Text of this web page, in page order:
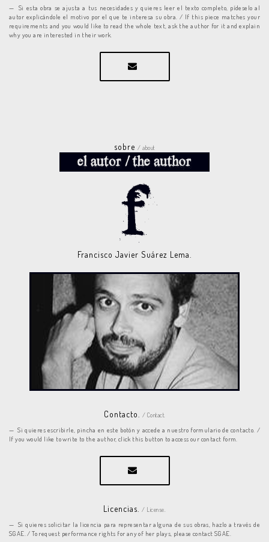
Si esta obra se ajusta a tus necesidades y quieres leer el texto completo, pídeselo al
autor explicándole el motivo por el que te interesa su obra. / If this piece matches your
requirements and you would like to read the whole text, ask the author for it and explain
why you are interested in their work.
sobre/ about
Francisco Javier Suárez Lema.
Contacto. / Contact.
Si quieres escribirle, pincha en este botón y accede a nuestro formulario de contacto. /
If you would like to write to the author, click this button to access our contact form.
Licencias. / License.
Si quieres solicitar la licencia para representar alguna de sus obras, hazlo a través de
SGAE. / To request performance rights for any of her plays, please contact SGAE.